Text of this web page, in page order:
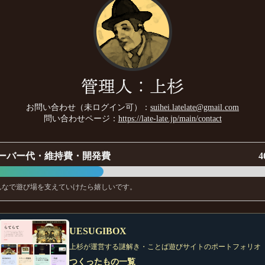
管理人：上杉
お問い合わせ（未ログイン可）： suihei.latelate@gmail.com
問い合わせページ： https://late-late.jp/main/contact
バー代・維持費・開発費
で遊び場を支えていけたら嬉しいです。
UESUGIBOX
上杉が運営する謎解き・ことば遊びサイトのポートフォリオ
つくったもの一覧